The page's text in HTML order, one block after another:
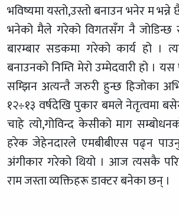
भविष्यमा यस्तो,उस्तो बनाउन भनेर म भन्ने
भनेको मैले गरेको विगतसँग नै जोडिन्छ
बारम्बार सडकमा गरेको कार्य हो ।
बनाउनको निम्ति मेरो उम्मेदवारी हो । यस
सम्झिन अत्यन्तै जरुरी हुन्छ हिजोका
१२÷१३ वर्षदेखि पुकार बमले नेतृत्वमा
चाहे त्यो,गोविन्द केसीको माग
हरेक जेहेनदारले एमबीबीएस पढ्न पाउनु
अंगीकार गरेको थियो । आज त्यसकै
राम जस्ता व्यक्तिहरू डाक्टर बनेका छन् ।